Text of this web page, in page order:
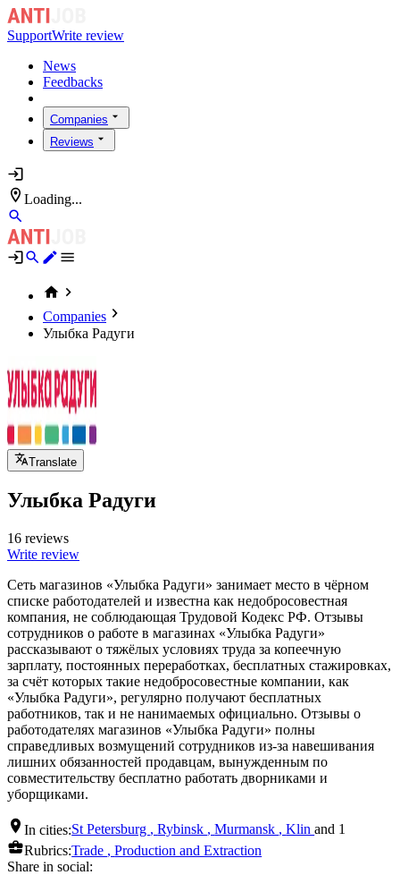
SupportWrite review
News
Feedbacks
Companies
Reviews
Loading...
Companies
Улыбка Радуги
Translate
Улыбка Радуги
16 reviews
Write review
Сеть магазинов «Улыбка Радуги» занимает место в чёрном
списке работодателей и известна как недобросовестная
компания, не соблюдающая Трудовой Кодекс РФ. Отзывы
сотрудников о работе в магазинах «Улыбка Радуги»
рассказывают о тяжёлых условиях труда за копеечную
зарплату, постоянных переработках, бесплатных стажировках,
за счёт которых такие недобросовестные компании, как
«Улыбка Радуги», регулярно получают бесплатных
работников, так и не нанимаемых официально. Отзывы о
работодателях магазинов «Улыбка Радуги» полны
справедливых возмущений сотрудников из-за навешивания
лишних обязанностей продавцам, вынужденным по
совместительству бесплатно работать дворниками и
уборщиками.
In cities:St Petersburg ,Rybinsk ,Murmansk ,Klinand 1
Rubrics:Trade ,Production and Extraction
Share in social: